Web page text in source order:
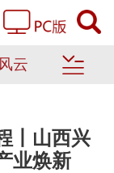
云
丨山西兴
业焕新